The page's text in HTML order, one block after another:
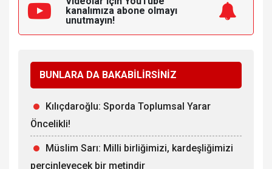
kanalımıza abone olmayı
unutmayın!
BUNLARA DA BAKABİLİRSİNİZ
Kılıçdaroğlu: Sporda Toplumsal Yarar
Öncelikli!
Müslim Sarı: Milli birliğimizi, kardeşliğimizi
perçinleyecek bir metindir